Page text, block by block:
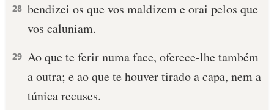
28 bendizei os que vos maldizem e orai pelos que
vos caluniam.
29 Ao que te ferir numa face, oferece-lhe também
a outra; e ao que te houver tirado a capa, nem a
túnica recuses.